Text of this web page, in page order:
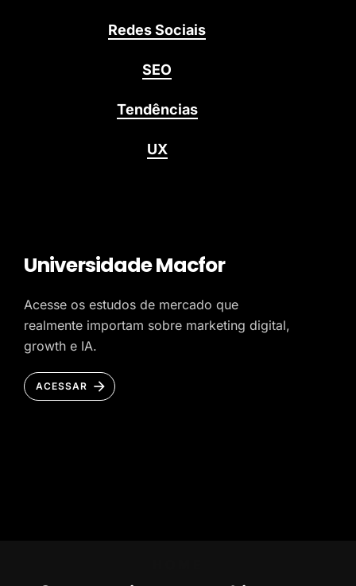
Redes Sociais
SEO
Tendências
UX
Universidade Macfor
Acesse os estudos de mercado que
realmente importam sobre marketing digital,
growth e IA.
ACESSAR